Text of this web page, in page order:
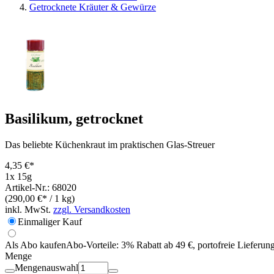
Getrocknete Kräuter & Gewürze
Basilikum, getrocknet
Das beliebte Küchenkraut im praktischen Glas-Streuer
4,35 €*
1x 15g
Artikel-Nr.: 68020
(290,00 €* / 1 kg)
inkl. MwSt. zzgl. Versandkosten
Einmaliger Kauf
Als Abo kaufenAbo-Vorteile: 3% Rabatt ab 49 €, portofreie
Menge
Mengenauswahl